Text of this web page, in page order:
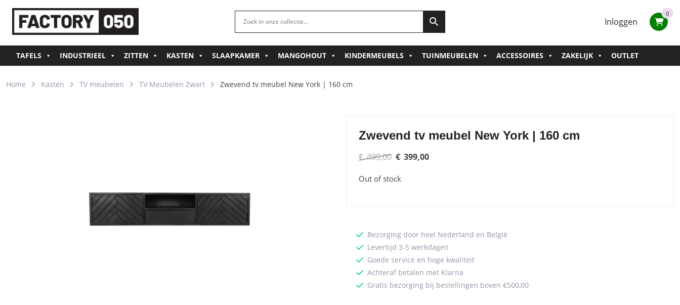
Inloggen
0
TAFELS INDUSTRIEEL ZITTEN KASTEN SLAAPKAMER MANGOHOUT KINDERMEUBELS TUINMEUBELEN ACCESSOIRES ZAKELIJK OUTLET
Home Kasten TV meubelen TV Meubelen Zwart Zwevend tv meubel New York | 160 cm
Zwevend tv meubel New York | 160 cm
€499,00 Original
was:
€ 399,00Current
Out of stock
Bezorging door heel Nederland en België
Levertijd 3-5 werkdagen
Goede service en hoge kwaliteit
Achteraf betalen met Klarna
Gratis bezorging bij bestellingen boven €500,00